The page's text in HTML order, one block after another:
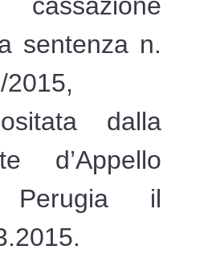
sentenza n.
2015,
dalla
d’Appello
il